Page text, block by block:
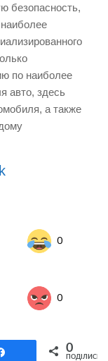
безопасность,
по наиболее
авто, здесь
а также
0
0
Поділитися0
ПОДІЛИСЬ